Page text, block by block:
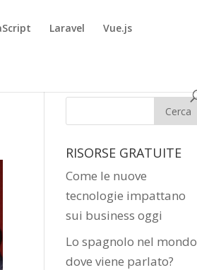
Laravel Vue.js
RISORSE GRATUITE
Come le nuove
tecnologie impattano
sui business oggi
Lo spagnolo nel mondo
dove viene parlato?